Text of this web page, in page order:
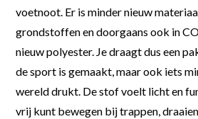
voetnoot. Er is minder nieuw
grondstoffen en doorgaans ook in
nieuw polyester. Je draagt dus een
de sport is gemaakt, maar ook iets
wereld drukt. De stof voelt licht en
vrij kunt bewegen bij trappen,